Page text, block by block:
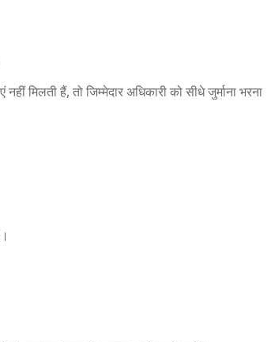
मिलती हैं, तो जिम्मेदार अधिकारी को सीधे जुर्माना भरना